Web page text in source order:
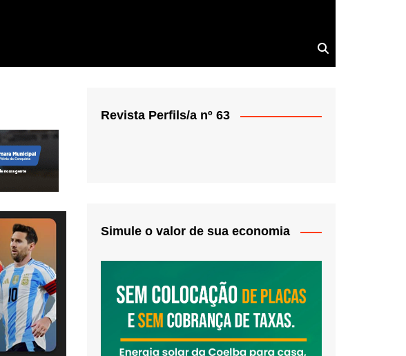
Revista Perfils/a nº 63
Simule o valor de sua economia